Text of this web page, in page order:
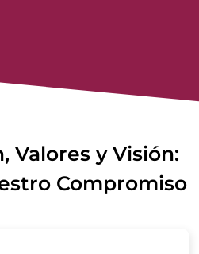
Valores y Visión:
Compromiso